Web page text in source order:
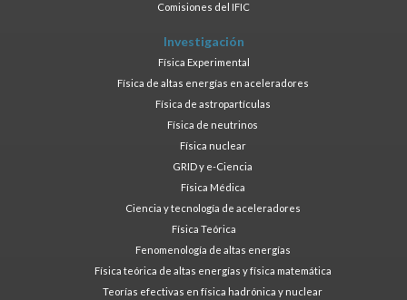
Comisiones del IFIC
Investigación
Física Experimental
Física de altas energías en aceleradores
Física de astropartículas
Física de neutrinos
Física nuclear
GRID y e-Ciencia
Física Médica
Ciencia y tecnología de aceleradores
Física Teórica
Fenomenología de altas energías
Física teórica de altas energías y física matemática
Teorías efectivas en física hadrónica y nuclear